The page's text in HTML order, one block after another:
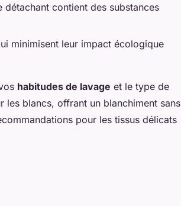
détachant contient des substances
minimisent leur impact écologique
habitudes de lavage et le type de
blancs, offrant un blanchiment sans
pour les tissus délicats